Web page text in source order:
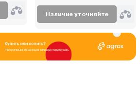
Наличие уточняйте